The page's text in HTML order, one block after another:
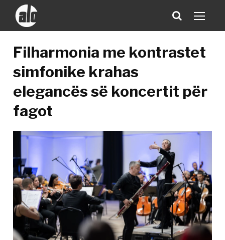
Filharmonia me kontrastet
simfonike krahas
elegancës së koncertit për
fagot